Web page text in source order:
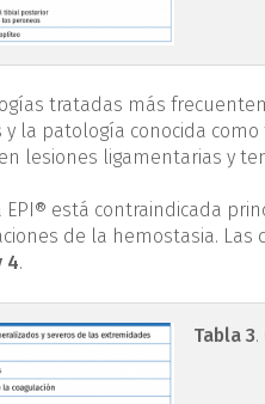
tratadas más
y la patología conocida
lesiones ligamentarias y
EPI® está contraindicada
de la hemostasia.
4.
Tabla 3